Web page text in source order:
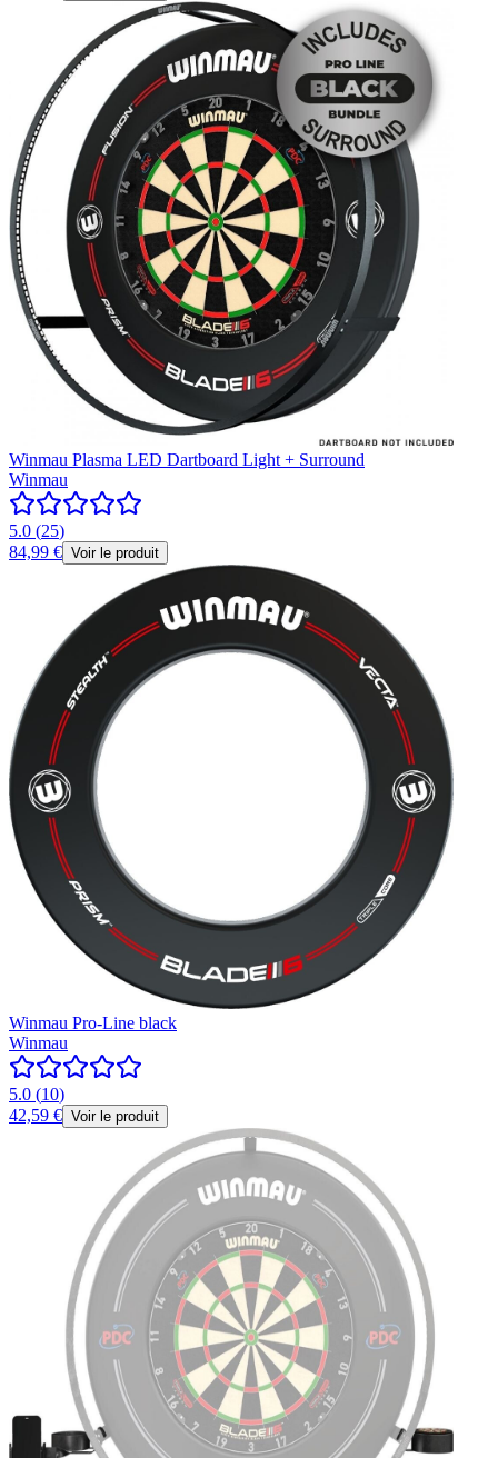
Winmau Plasma LED Dartboard Light + Surround
Winmau
5.0 (25)
84,99 € Voir le produit
Winmau Pro-Line black
Winmau
5.0 (10)
42,59 € Voir le produit